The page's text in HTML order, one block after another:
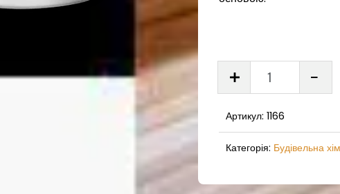
ГРУНТ
Артикул: 1166
Категорія: Будівельна